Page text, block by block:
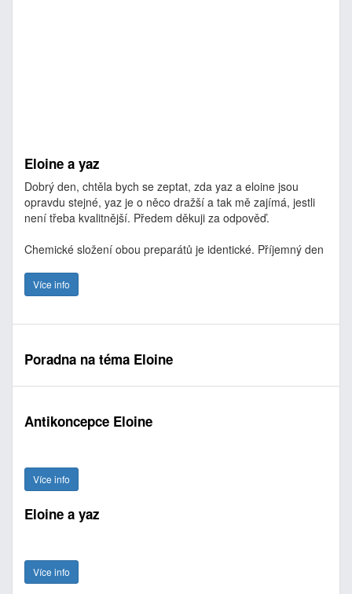
Eloine a yaz
Dobrý den, chtěla bych se zeptat, zda yaz a eloine jsou
opravdu stejné, yaz je o něco dražší a tak mě zajímá, jestli
není třeba kvalitnější. Předem děkuji za odpověď.
Chemické složení obou preparátů je identické. Příjemný den
Více info
Poradna na téma Eloine
Antikoncepce Eloine
Více info
Eloine a yaz
Více info